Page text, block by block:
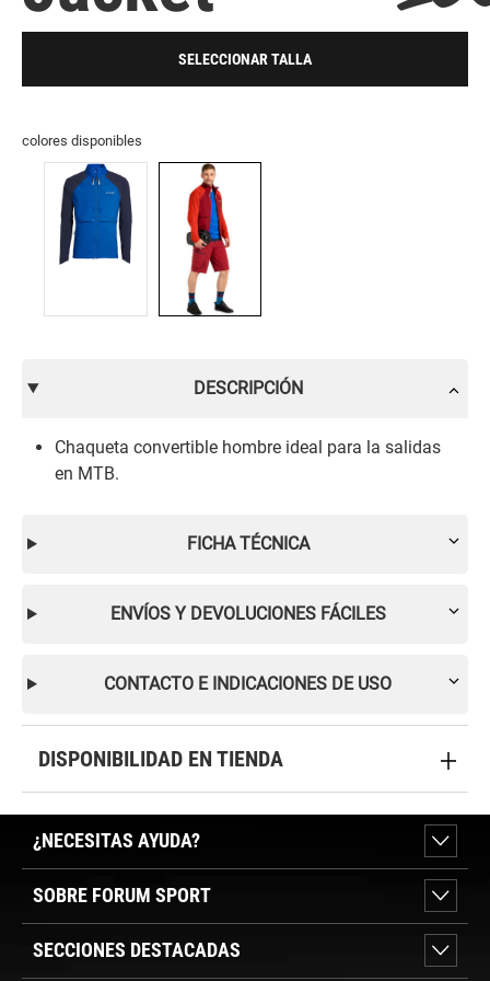
SELECCIONAR TALLA
colores disponibles
DESCRIPCIÓN
Chaqueta convertible hombre ideal para la salidas
en MTB.
FICHA TÉCNICA
ENVÍOS Y DEVOLUCIONES FÁCILES
CONTACTO E INDICACIONES DE USO
DISPONIBILIDAD EN TIENDA
¿NECESITAS AYUDA?
SOBRE FORUM SPORT
SECCIONES DESTACADAS